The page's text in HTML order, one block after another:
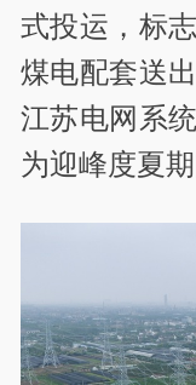
式投运，标
煤电配套送
江苏电网系
为迎峰度夏